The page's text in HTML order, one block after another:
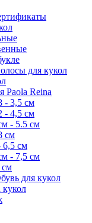
для кукол
Paola Reina
- 3,5 см
- 4,5 см
- 5.5 см
см
6,5 см
- 7,5 см
см
для кукол
кукол